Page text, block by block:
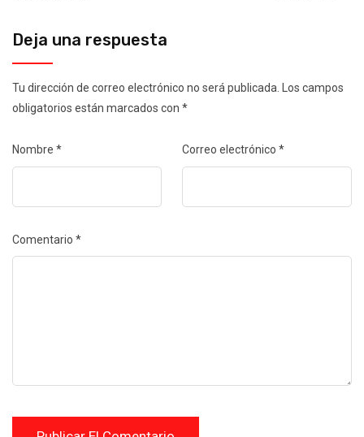
Deja una respuesta
Tu dirección de correo electrónico no será publicada.
Los campos
obligatorios están marcados con *
Nombre * Correo electrónico *
Comentario *